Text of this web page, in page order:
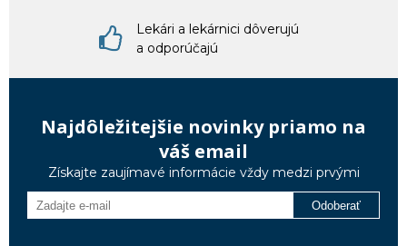
Lekári a lekárnici dôverujú
a odporúčajú
Najdôležitejšie novinky priamo na
váš email
Získajte zaujímavé informácie vždy medzi prvými
Odoberať